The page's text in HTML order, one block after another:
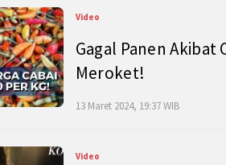
Video
Gagal Panen Akibat
Meroket!
13 Maret 2024, 19:37 WIB
Video